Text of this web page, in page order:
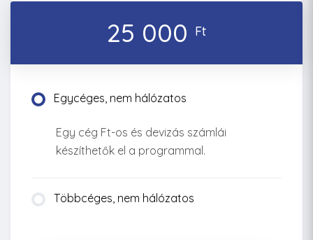
25 000 Ft
Egycéges, nem hálózatos
Egy cég Ft-os és devizás számlái
készíthetők el a programmal.
Többcéges, nem hálózatos